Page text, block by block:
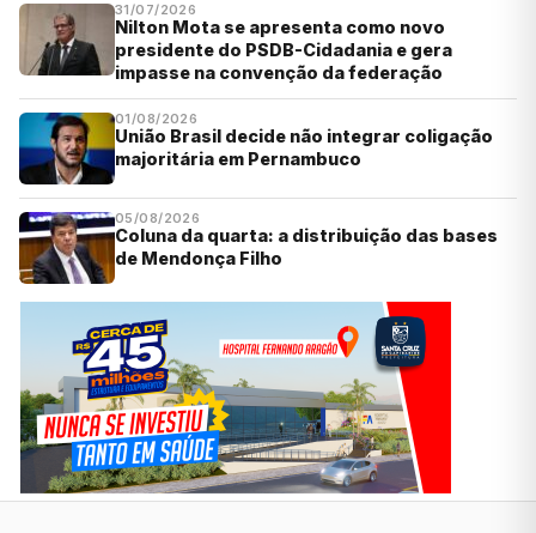
31/07/2026
Nilton Mota se apresenta como novo
presidente do PSDB-Cidadania e gera
impasse na convenção da federação
01/08/2026
União Brasil decide não integrar coligação
majoritária em Pernambuco
05/08/2026
Coluna da quarta: a distribuição das bases
de Mendonça Filho